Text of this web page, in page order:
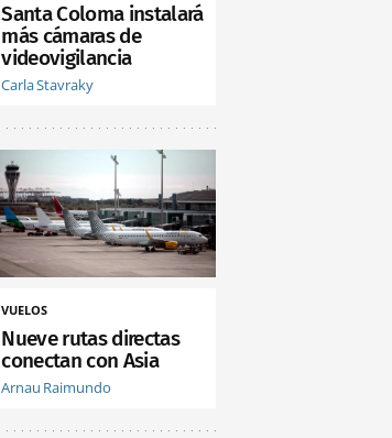
Santa Coloma instalará
más cámaras de
videovigilancia
Carla Stavraky
VUELOS
Nueve rutas directas
conectan con Asia
Arnau Raimundo